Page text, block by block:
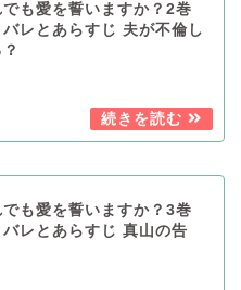
でも愛を誓いますか？2巻
バレとあらすじ 夫が不倫し
でも愛を誓いますか？3巻
バレとあらすじ 真山の告